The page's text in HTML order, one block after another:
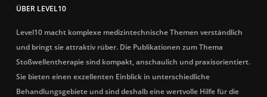
ÜBER LEVEL10
Level10 macht komplexe medizintechnische Themen verständlich
und bringt sie attraktiv rüber. Die Publikationen zum Thema
Stoßwellentherapie sind kompakt, anschaulich und praxisorientiert.
Sie bieten einen exzellenten Einblick in unterschiedliche
Behandlungsgebiete und sind deshalb eine wertvolle Hilfe für die